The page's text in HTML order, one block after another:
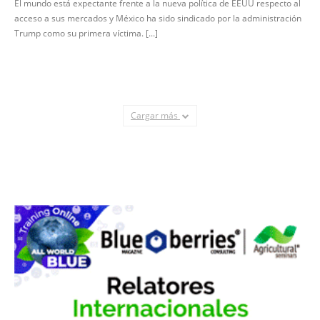
El mundo está expectante frente a la nueva política de EEUU respecto al
acceso a sus mercados y México ha sido sindicado por la administración
Trump como su primera víctima. [...]
Cargar más